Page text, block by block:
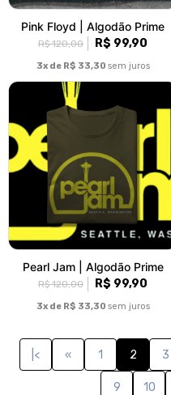
Pink Floyd | Algodão Prime
R$ 120,00 R$ 99,90
3x de R$ 33,30 sem juros
Pearl Jam | Algodão Prime
R$ 120,00 R$ 99,90
3x de R$ 33,30 sem juros
|< « 1 2 3
9 10